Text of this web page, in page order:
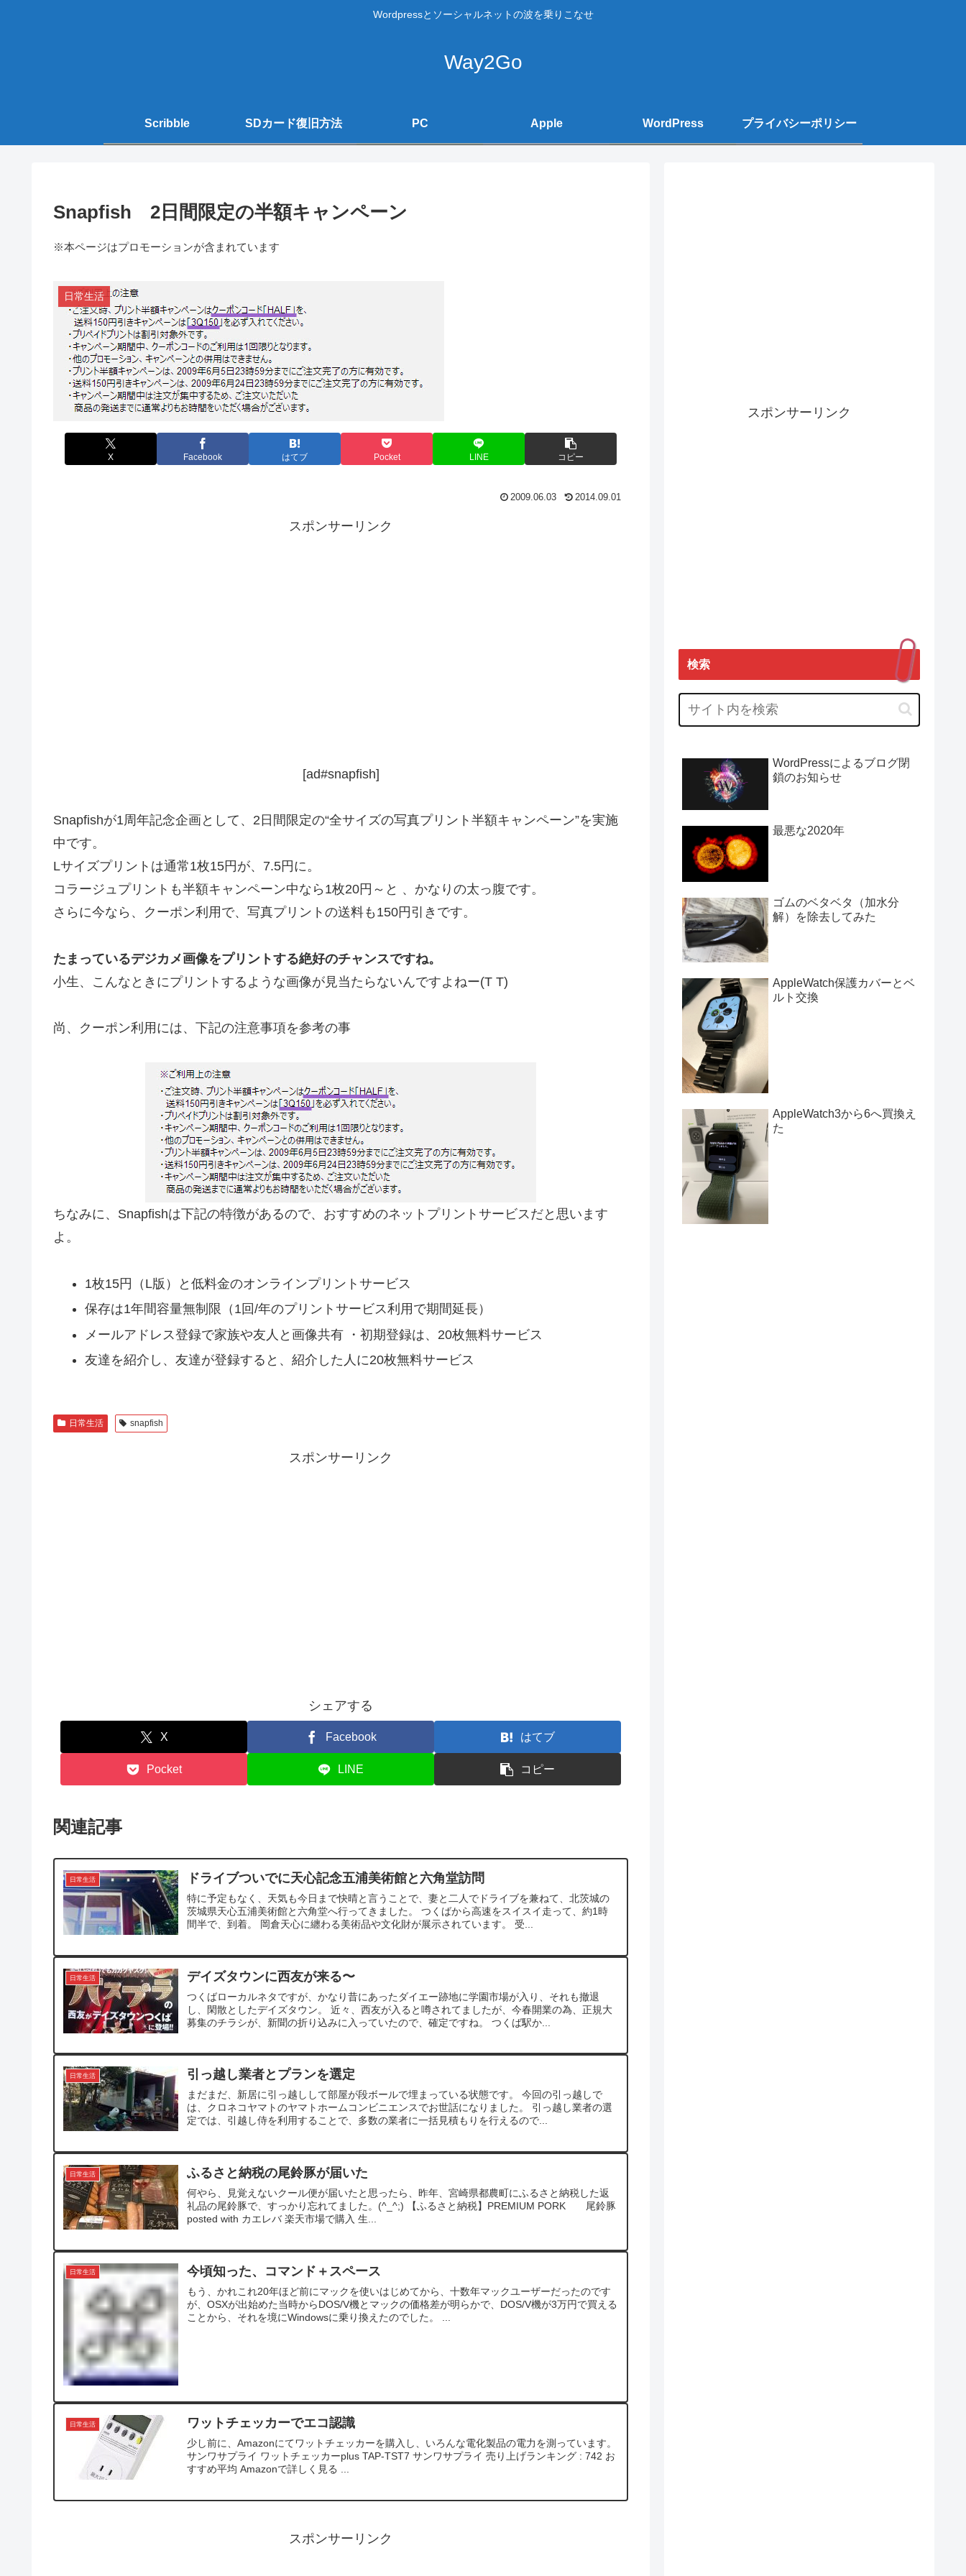
Wordpressとソーシャルネットの波を乗りこなせ
Way2Go
Scribble SDカード復旧方法 PC Apple WordPress プライバシーポリシー
Snapfish 2日間限定の半額キャンペーン
※本ページはプロモーションが含まれています
日常生活
X Facebook はてブ Pocket LINE コピー
2009.06.03 2014.09.01
スポンサーリンク
[ad#snapfish]
Snapfishが1周年記念企画として、2日間限定の“全サイズの写真プリント半額キャンペーン”を実施
中です。
Lサイズプリントは通常1枚15円が、7.5円に。
コラージュプリントも半額キャンペーン中なら1枚20円～と 、かなりの太っ腹です。
さらに今なら、クーポン利用で、写真プリントの送料も150円引きです。
たまっているデジカメ画像をプリントする絶好のチャンスですね。
小生、こんなときにプリントするような画像が見当たらないんですよねー(T T)
尚、クーポン利用には、下記の注意事項を参考の事
ちなみに、Snapfishは下記の特徴があるので、おすすめのネットプリントサービスだと思います
よ。
1枚15円（L版）と低料金のオンラインプリントサービス
保存は1年間容量無制限（1回/年のプリントサービス利用で期間延長）
メールアドレス登録で家族や友人と画像共有 ・初期登録は、20枚無料サービス
友達を紹介し、友達が登録すると、紹介した人に20枚無料サービス
日常生活 snapfish
スポンサーリンク
シェアする
X Facebook はてブ
Pocket LINE コピー
関連記事
日常生活 ドライブついでに天心記念五浦美術館と六角堂訪問
特に予定もなく、天気も今日まで快晴と言うことで、妻と二人でドライブを兼ねて、北茨城の
茨城県天心五浦美術館と六角堂へ行ってきました。 つくばから高速をスイスイ走って、約1時
間半で、到着。 岡倉天心に纏わる美術品や文化財が展示されています。 受...
日常生活 デイズタウンに西友が来る〜
つくばローカルネタですが、かなり昔にあったダイエー跡地に学園市場が入り、それも撤退
し、閑散としたデイズタウン。 近々、西友が入ると噂されてましたが、今春開業の為、正規大
募集のチラシが、新聞の折り込みに入っていたので、確定ですね。 つくば駅か...
日常生活 引っ越し業者とプランを選定
まだまだ、新居に引っ越しして部屋が段ボールで埋まっている状態です。 今回の引っ越しで
は、クロネコヤマトのヤマトホームコンビニエンスでお世話になりました。 引っ越し業者の選
定では、引越し侍を利用することで、多数の業者に一括見積もりを行えるので...
日常生活 ふるさと納税の尾鈴豚が届いた
何やら、見覚えないクール便が届いたと思ったら、昨年、宮崎県都農町にふるさと納税した返
礼品の尾鈴豚で、すっかり忘れてました。(^_^;) 【ふるさと納税】PREMIUM PORK 尾鈴豚
posted with カエレバ 楽天市場で購入 生...
日常生活 今頃知った、コマンド＋スペース
もう、かれこれ20年ほど前にマックを使いはじめてから、十数年マックユーザーだったのです
が、OSXが出始めた当時からDOS/V機とマックの価格差が明らかで、DOS/V機が3万円で買える
ことから、それを境にWindowsに乗り換えたのでした。 ...
日常生活 ワットチェッカーでエコ認識
少し前に、Amazonにてワットチェッカーを購入し、いろんな電化製品の電力を測っています。
サンワサプライ ワットチェッカーplus TAP-TST7 サンワサプライ 売り上げランキング : 742 お
すすめ平均 Amazonで詳しく見る ...
スポンサーリンク
スポンサーリンク
検索
WordPressによるブログ閉
鎖のお知らせ
最悪な2020年
ゴムのベタベタ（加水分
解）を除去してみた
AppleWatch保護カバーとベ
ルト交換
AppleWatch3から6へ買換え
た